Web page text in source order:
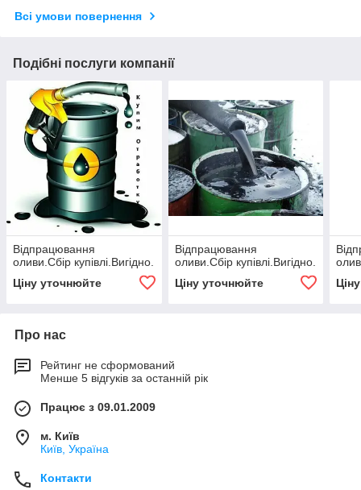
Всі умови повернення
Подібні послуги компанії
Відпрацювання
оливи.Сбір купівлі.Вигідно.
Ціну уточнюйте
Відпрацювання
оливи.Сбір купівлі.Вигідно.
Ціну уточнюйте
Про нас
Рейтинг не сформований
Менше 5 відгуків за останній рік
Працює з 09.01.2009
м. Київ
Київ, Україна
Контакти